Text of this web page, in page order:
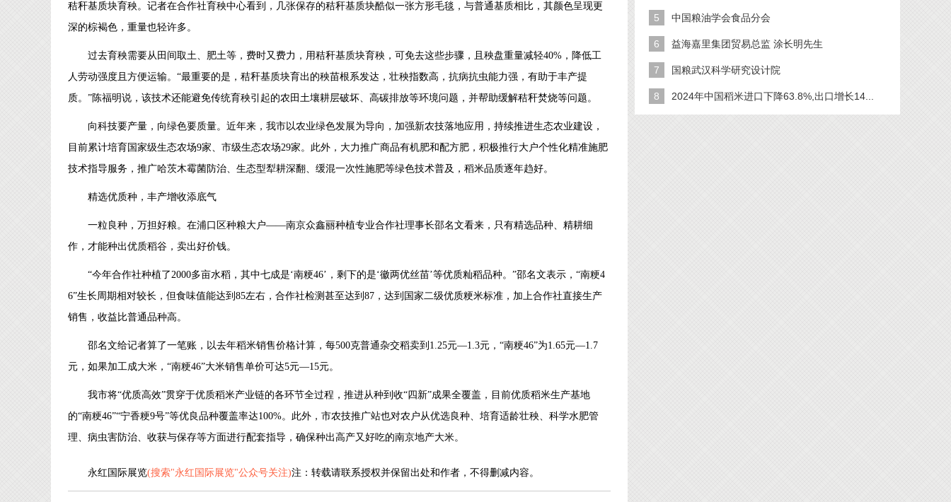
秸秆基质块育秧。记者在合作社育秧中心看到，几张保存的秸秆基质块酷似一张方形毛毯，与普通基质相比，其颜色呈现更
深的棕褐色，重量也轻许多。
过去育秧需要从田间取土、肥土等，费时又费力，用秸秆基质块育秧，可免去这些步骤，且秧盘重量减轻40%，降低工
人劳动强度且方便运输。“最重要的是，秸秆基质块育出的秧苗根系发达，壮秧指数高，抗病抗虫能力强，有助于丰产提
质。”陈福明说，该技术还能避免传统育秧引起的农田土壤耕层破坏、高碳排放等环境问题，并帮助缓解秸秆焚烧等问题。
向科技要产量，向绿色要质量。近年来，我市以农业绿色发展为导向，加强新农技落地应用，持续推进生态农业建设，
目前累计培育国家级生态农场9家、市级生态农场29家。此外，大力推广商品有机肥和配方肥，积极推行大户个性化精准施肥
技术指导服务，推广哈茨木霉菌防治、生态型犁耕深翻、缓混一次性施肥等绿色技术普及，稻米品质逐年趋好。
精选优质种，丰产增收添底气
一粒良种，万担好粮。在浦口区种粮大户——南京众鑫丽种植专业合作社理事长邵名文看来，只有精选品种、精耕细
作，才能种出优质稻谷，卖出好价钱。
“今年合作社种植了2000多亩水稻，其中七成是‘南粳46’，剩下的是‘徽两优丝苗’等优质籼稻品种。”邵名文表示，“南粳4
6”生长周期相对较长，但食味值能达到85左右，合作社检测甚至达到87，达到国家二级优质粳米标准，加上合作社直接生产
销售，收益比普通品种高。
邵名文给记者算了一笔账，以去年稻米销售价格计算，每500克普通杂交稻卖到1.25元—1.3元，“南粳46”为1.65元—1.7
元，如果加工成大米，“南粳46”大米销售单价可达5元—15元。
我市将“优质高效”贯穿于优质稻米产业链的各环节全过程，推进从种到收“四新”成果全覆盖，目前优质稻米生产基地
的“南粳46”“宁香粳9号”等优良品种覆盖率达100%。此外，市农技推广站也对农户从优选良种、培育适龄壮秧、科学水肥管
理、病虫害防治、收获与保存等方面进行配套指导，确保种出高产又好吃的南京地产大米。
永红国际展览(搜索"永红国际展览"公众号关注)注：转载请联系授权并保留出处和作者，不得删减内容。
5 中国粮油学会食品分会
6 益海嘉里集团贸易总监 涂长明先生
7 国粮武汉科学研究设计院
8 2024年中国稻米进口下降63.8%,出口增长14...